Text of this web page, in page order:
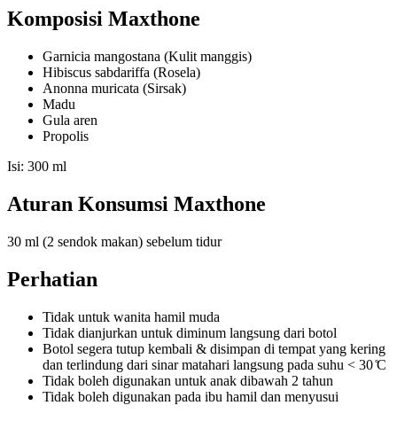
Komposisi Maxthone
Garnicia mangostana (Kulit manggis)
Hibiscus sabdariffa (Rosela)
Anonna muricata (Sirsak)
Madu
Gula aren
Propolis
Isi: 300 ml
Aturan Konsumsi Maxthone
30 ml (2 sendok makan) sebelum tidur
Perhatian
Tidak untuk wanita hamil muda
Tidak dianjurkan untuk diminum langsung dari botol
Botol segera tutup kembali & disimpan di tempat yang kering
dan terlindung dari sinar matahari langsung pada suhu < 30 ̊C
Tidak boleh digunakan untuk anak dibawah 2 tahun
Tidak boleh digunakan pada ibu hamil dan menyusui